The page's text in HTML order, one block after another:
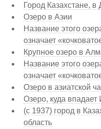
Город Казахстане, в
Озеро в Азии
Название этого
означает
Крупное озеро в
Название этого
означает
Озеро в азиатской
Озеро, куда впадает
(с 1937) город в
область